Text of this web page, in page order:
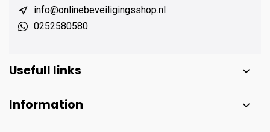
info@onlinebeveiligingsshop.nl
0252580580
Usefull links
Information